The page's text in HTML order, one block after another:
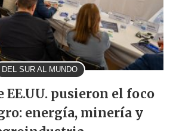
DEL SUR AL MUNDO
EE.UU. pusieron el foco
energía, minería y